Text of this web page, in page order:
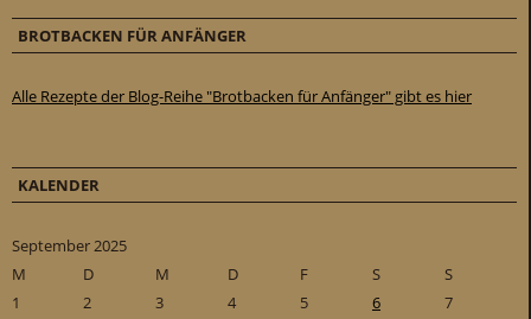
BROTBACKEN FÜR ANFÄNGER
Alle Rezepte der Blog-Reihe "Brotbacken für Anfänger" gibt es hier
KALENDER
September 2025
M
D M D F S
S
1
2 3 4 5 6
7